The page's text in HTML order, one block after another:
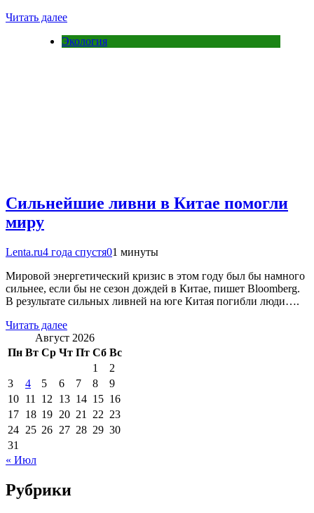
Читать далее
Экология
Сильнейшие ливни в Китае помогли
миру
Lenta.ru4 года спустя01 минуты
Мировой энергетический кризис в этом году был бы намного
сильнее, если бы не сезон дождей в Китае, пишет Bloomberg.
В результате сильных ливней на юге Китая погибли люди….
Читать далее
Август 2026
Пн Вт Ср Чт Пт Сб Вс
1
2
3
4 5 6 7 8
9
10 11 12 13 14 15 16
17 18 19 20 21 22 23
24 25 26 27 28 29 30
31
« Июл
Рубрики